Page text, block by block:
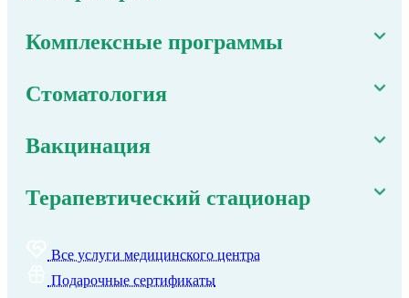
Комплексные программы
Стоматология
Вакцинация
Терапевтический стационар
Все услуги медицинского центра
Подарочные сертификаты